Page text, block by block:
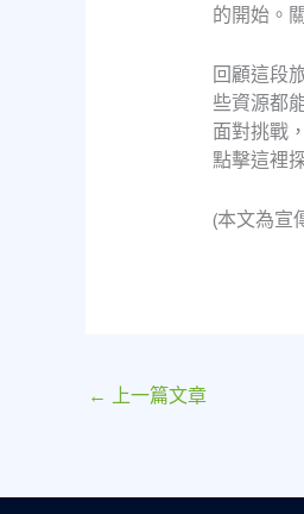
的開始。
回顧這段
些資源都
面對挑戰
點擊這裡
(本文為宣
← 上一篇文章